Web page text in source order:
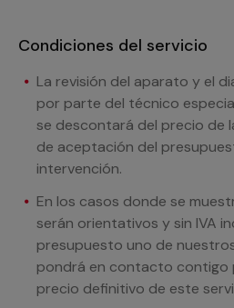
Condiciones del servicio
La revisión del aparato y el
por parte del técnico
se descontará del precio de
de aceptación del
intervención.
En los casos donde se
serán orientativos y sin IVA
presupuesto uno de
pondrá en contacto contigo
precio definitivo de este